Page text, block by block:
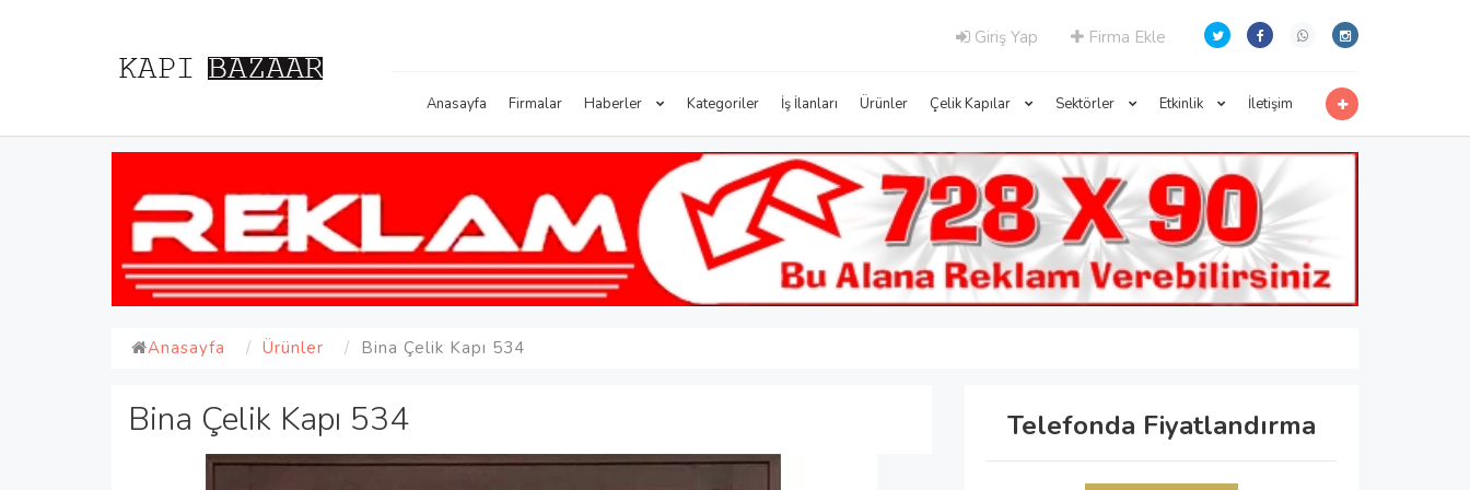
Giriş Yap Firma Ekle
Anasayfa Firmalar Haberler Kategoriler İş İlanları Ürünler Çelik Kapılar Sektörler Etkinlik İletişim
Anasayfa Ürünler Bina Çelik Kapı 534
Bina Çelik Kapı 534 Telefonda Fiyatlandırma